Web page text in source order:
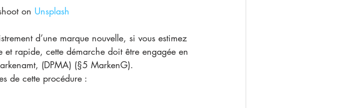
on Unsplash
d’une marque nouvelle, si vous estimez
rapide, cette démarche doit être engagée en
(DPMA) (§5 MarkenG).
de cette procédure :